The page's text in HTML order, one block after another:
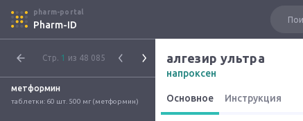
pharm-portal
Pharm-ID
Стр. 1 из 48 085
метформин
таблетки: 60 шт. 500 мг (метформин)
алгезир ультра
напроксен
Основное Инструкция